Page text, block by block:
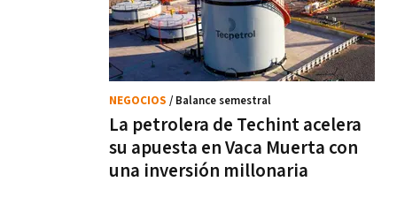
La petrolera de Techint acelera
su apuesta en Vaca Muerta con
una inversión millonaria
NEGOCIOS / Balance semestral